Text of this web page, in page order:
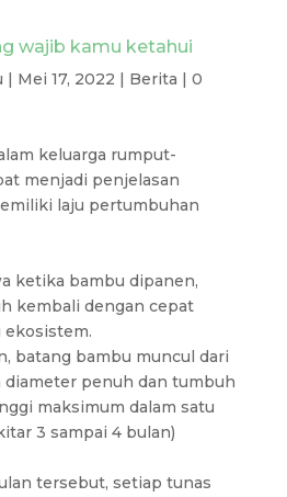
wajib kamu ketahui
| Mei 17, 2022 | Berita | 0
keluarga rumput-
menjadi penjelasan
laju pertumbuhan
ketika bambu dipanen,
kembali dengan cepat
ekosistem.
batang bambu muncul dari
diameter penuh dan tumbuh
maksimum dalam satu
3 sampai 4 bulan)
tersebut, setiap tunas